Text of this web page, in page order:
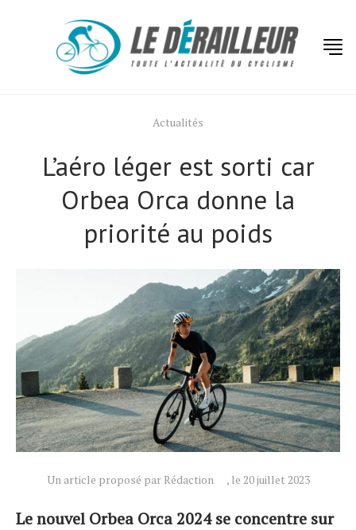
Actualités
L’aéro léger est sorti car
Orbea Orca donne la
priorité au poids
Un article proposé par Rédaction , le 20 juillet 2023
Le nouvel Orbea Orca 2024 se concentre sur